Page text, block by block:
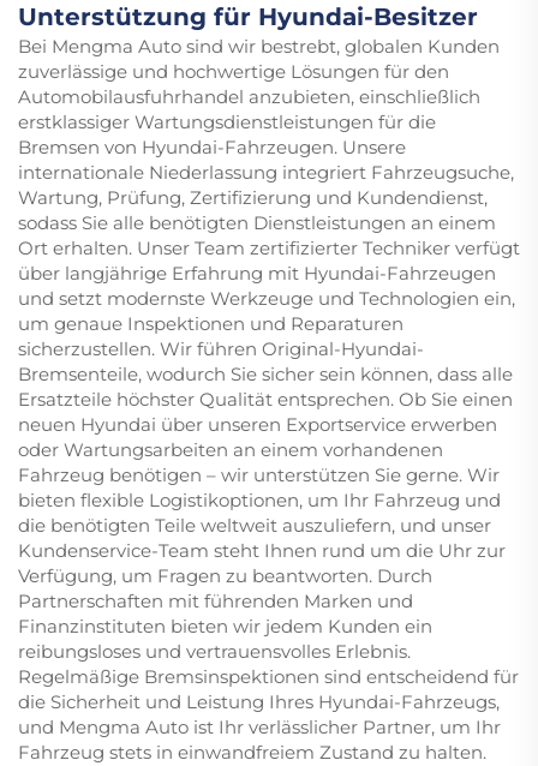
Unterstützung für Hyundai-Besitzer
Bei Mengma Auto sind wir bestrebt, globalen Kunden
zuverlässige und hochwertige Lösungen für den
Automobilausfuhrhandel anzubieten, einschließlich
erstklassiger Wartungsdienstleistungen für die
Bremsen von Hyundai-Fahrzeugen. Unsere
internationale Niederlassung integriert Fahrzeugsuche,
Wartung, Prüfung, Zertifizierung und Kundendienst,
sodass Sie alle benötigten Dienstleistungen an einem
Ort erhalten. Unser Team zertifizierter Techniker verfügt
über langjährige Erfahrung mit Hyundai-Fahrzeugen
und setzt modernste Werkzeuge und Technologien ein,
um genaue Inspektionen und Reparaturen
sicherzustellen. Wir führen Original-Hyundai-
Bremsenteile, wodurch Sie sicher sein können, dass alle
Ersatzteile höchster Qualität entsprechen. Ob Sie einen
neuen Hyundai über unseren Exportservice erwerben
oder Wartungsarbeiten an einem vorhandenen
Fahrzeug benötigen – wir unterstützen Sie gerne. Wir
bieten flexible Logistikoptionen, um Ihr Fahrzeug und
die benötigten Teile weltweit auszuliefern, und unser
Kundenservice-Team steht Ihnen rund um die Uhr zur
Verfügung, um Fragen zu beantworten. Durch
Partnerschaften mit führenden Marken und
Finanzinstituten bieten wir jedem Kunden ein
reibungsloses und vertrauensvolles Erlebnis.
Regelmäßige Bremsinspektionen sind entscheidend für
die Sicherheit und Leistung Ihres Hyundai-Fahrzeugs,
und Mengma Auto ist Ihr verlässlicher Partner, um Ihr
Fahrzeug stets in einwandfreiem Zustand zu halten.